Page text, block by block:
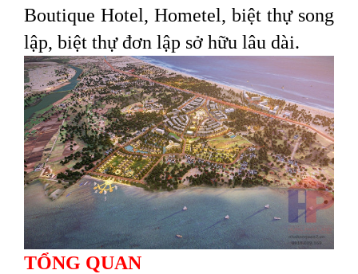
Boutique Hotel, Hometel, biệt thự song
lập, biệt thự đơn lập sở hữu lâu dài.
TỔNG QUAN